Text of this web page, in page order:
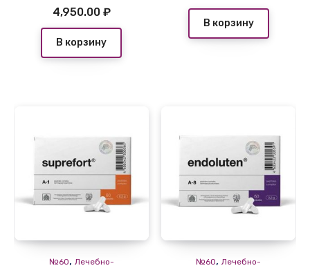
4,950.00 ₽
В корзину
В корзину
№60, Лечебно-
№60,Лечебно-